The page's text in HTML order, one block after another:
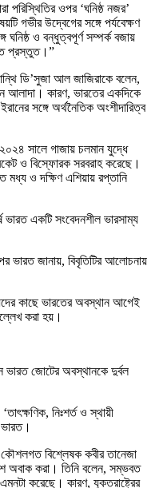
পরিস্থিতির ওপর ‘ঘনিষ্ঠ নজর’
গভীর উদ্বেগের সঙ্গে পর্যবেক্ষণ
ও বন্ধুত্বপূর্ণ সম্পর্ক বজায়
প্রস্তুত।”
ডি’সুজা আল জাজিরাকে বলেন,
আলাদা। কারণ, ভারতের একদিকে
সঙ্গে অর্থনৈতিক অংশীদারিত্ব
সালে গাজায় চলমান যুদ্ধে
ও বিস্ফোরক সরবরাহ করেছে।
মধ্য ও দক্ষিণ এশিয়ায় রপ্তানি
ভারত একটি সংবেদনশীল ভারসাম্য
ভারত জানায়, বিবৃতিটির আলোচনায়
কাছে ভারতের অবস্থান আগেই
করা হয়।
ভারত জোটের অবস্থানকে দুর্বল
নিঃশর্ত ও স্থায়ী
কৌশলগত বিশ্লেষক কবীর তানেজা
অবাক করা। তিনি বলেন, সম্ভবত
করেছে। কারণ, যুক্তরাষ্ট্রের